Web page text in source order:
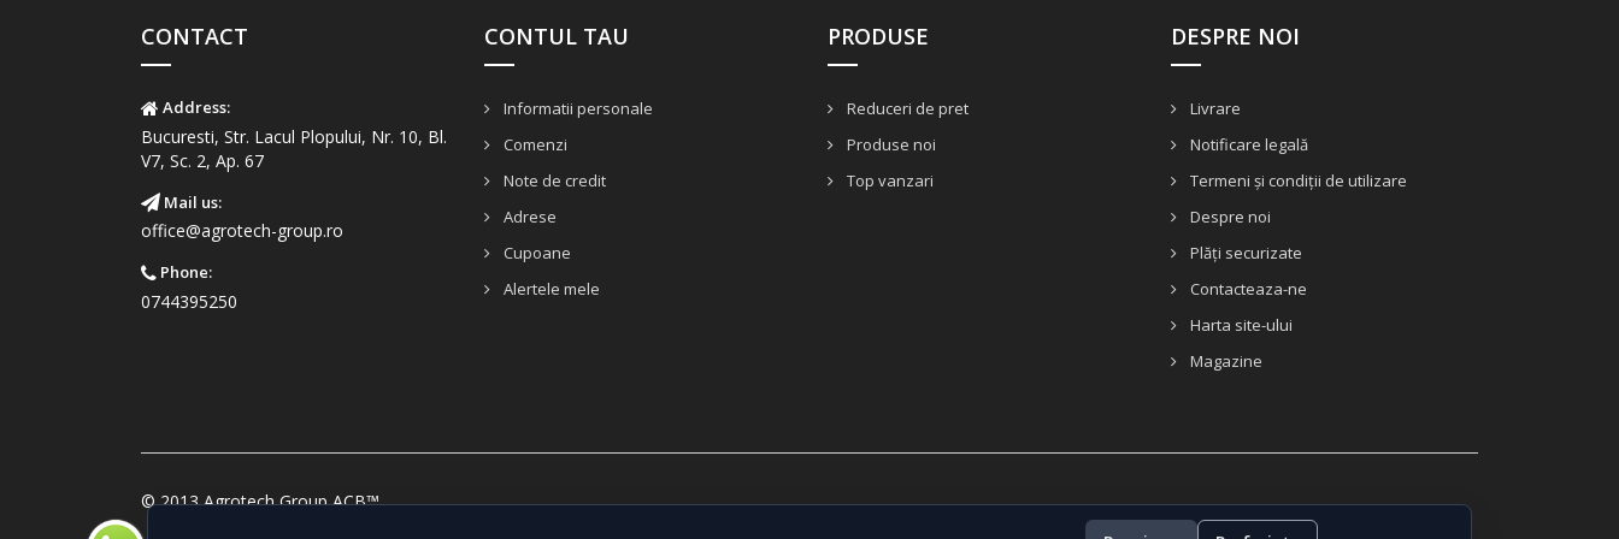
CONTACT
Address:
Bucuresti, Str. Lacul Plopului, Nr. 10, Bl.
V7, Sc. 2, Ap. 67
Mail us:
office@agrotech-group.ro
Phone:
0744395250
CONTUL TAU
Informatii personale
Comenzi
Note de credit
Adrese
Cupoane
Alertele mele
PRODUSE
Reduceri de pret
Produse noi
Top vanzari
DESPRE NOI
Livrare
Notificare legală
Termeni și condiții de utilizare
Despre noi
Plăți securizate
Contacteaza-ne
Harta site-ului
Magazine
© 2013 Agrotech Group ACB™